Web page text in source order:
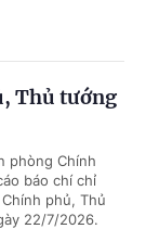
Thủ tướng
phòng Chính
báo chí chỉ
phủ, Thủ
22/7/2026.